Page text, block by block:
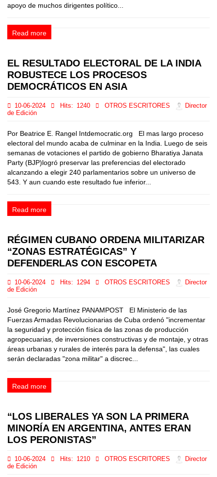
apoyo de muchos dirigentes político...
Read more
EL RESULTADO ELECTORAL DE LA INDIA
ROBUSTECE LOS PROCESOS
DEMOCRÁTICOS EN ASIA
10-06-2024 Hits: 1240 OTROS ESCRITORES
Director
de Edición
Por Beatrice E. Rangel Intdemocratic.org El mas largo proceso
electoral del mundo acaba de culminar en la India. Luego de seis
semanas de votaciones el partido de gobierno Bharatiya Janata
Party (BJP)logró preservar las preferencias del electorado
alcanzando a elegir 240 parlamentarios sobre un universo de
543. Y aun cuando este resultado fue inferior...
Read more
RÉGIMEN CUBANO ORDENA MILITARIZAR
“ZONAS ESTRATÉGICAS” Y
DEFENDERLAS CON ESCOPETA
10-06-2024 Hits: 1294 OTROS ESCRITORES
Director
de Edición
José Gregorio Martínez PANAMPOST El Ministerio de las
Fuerzas Armadas Revolucionarias de Cuba ordenó "incrementar
la seguridad y protección física de las zonas de producción
agropecuarias, de inversiones constructivas y de montaje, y otras
áreas urbanas y rurales de interés para la defensa", las cuales
serán declaradas "zona militar" a discrec...
Read more
“LOS LIBERALES YA SON LA PRIMERA
MINORÍA EN ARGENTINA, ANTES ERAN
LOS PERONISTAS”
10-06-2024 Hits: 1210 OTROS ESCRITORES
Director
de Edición